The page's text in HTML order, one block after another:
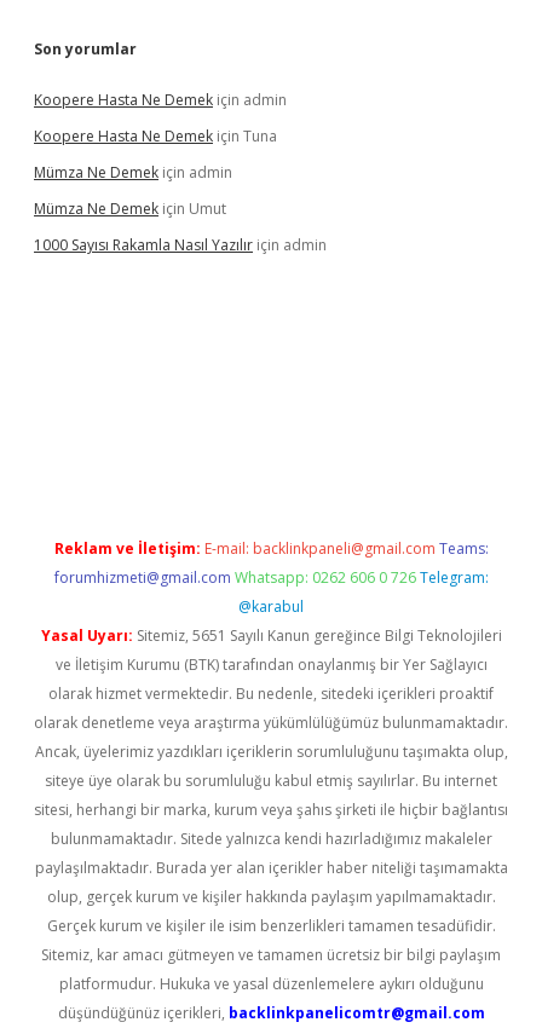
Son yorumlar
Koopere Hasta Ne Demek için admin
Koopere Hasta Ne Demek için Tuna
Mümza Ne Demek için admin
Mümza Ne Demek için Umut
1000 Sayısı Rakamla Nasıl Yazılır için admin
Reklam ve İletişim: E-mail: backlinkpaneli@gmail.com Teams:
forumhizmeti@gmail.com Whatsapp: 0262 606 0 726 Telegram:
@karabul
Yasal Uyarı: Sitemiz, 5651 Sayılı Kanun gereğince Bilgi Teknolojileri
ve İletişim Kurumu (BTK) tarafından onaylanmış bir Yer Sağlayıcı
olarak hizmet vermektedir. Bu nedenle, sitedeki içerikleri proaktif
olarak denetleme veya araştırma yükümlülüğümüz bulunmamaktadır.
Ancak, üyelerimiz yazdıkları içeriklerin sorumluluğunu taşımakta olup,
siteye üye olarak bu sorumluluğu kabul etmiş sayılırlar. Bu internet
sitesi, herhangi bir marka, kurum veya şahıs şirketi ile hiçbir bağlantısı
bulunmamaktadır. Sitede yalnızca kendi hazırladığımız makaleler
paylaşılmaktadır. Burada yer alan içerikler haber niteliği taşımamakta
olup, gerçek kurum ve kişiler hakkında paylaşım yapılmamaktadır.
Gerçek kurum ve kişiler ile isim benzerlikleri tamamen tesadüfidir.
Sitemiz, kar amacı gütmeyen ve tamamen ücretsiz bir bilgi paylaşım
platformudur. Hukuka ve yasal düzenlemelere aykırı olduğunu
düşündüğünüz içerikleri, backlinkpanelicomtr@gmail.com